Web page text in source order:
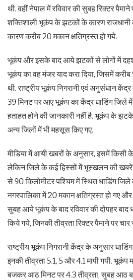
थी. वहीं नेपाल में रविवार की सुबह रिक्टर
शक्तिशाली भूकंप के झटकों के कारण
कारण करीब 20 मकान क्षतिग्रस्त हो गये.
भूकंप और इसके बाद आये झटकों से लोगों में
भूकंप का वह मंजर याद करा दिया, जिसमें करीब
थी. राष्ट्रीय भूकंप निगरानी एवं अनुसंधान
39 मिनट पर आए भूकंप का केंद्र धाडिंग जिले
हताहत होने की जानकारी नहीं है. भूकंप के
अन्य जिलों में भी महसूस किए गए.
मीडिया में आयी खबरों के अनुसार, इसमें किसी
लेकिन जिले के कई हिस्सों में भूस्खलन की खबरें
से 90 किलोमीटर पश्चिम में स्थित धाडिंग जिले
नगरपालिका में 20 मकान क्षतिग्रस्त हो गए
सुबह आये भूकंप के बाद रविवार की दोपहर
किये गये, जिनकी तीव्रता रिक्टर पैमाने पर चार
राष्ट्रीय भूकंप निगरानी केंद्र के अनुसार
इनकी तीव्रता 5.1, 5 और 4.1 मापी गयी.
बजकर आठ मिनट पर 4.3 तीव्रता, सुबह आठ